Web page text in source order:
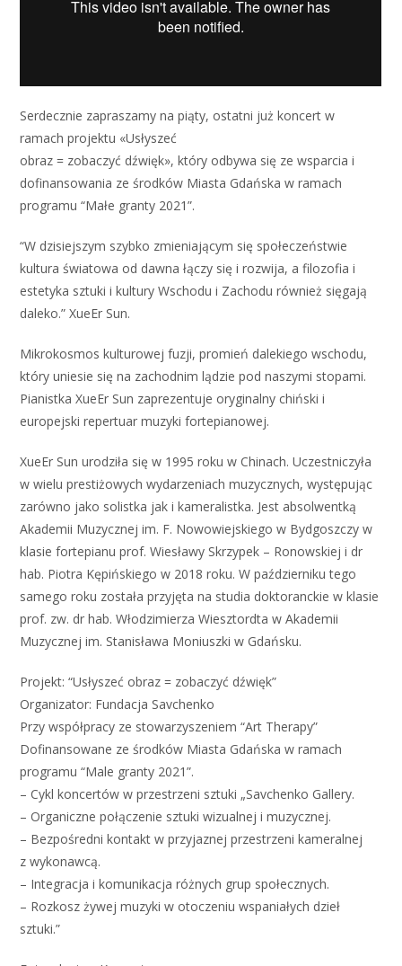
Serdecznie zapraszamy na piąty, ostatni już koncert w
ramach projektu «Usłyszeć
obraz = zobaczyć dźwięk», który odbywa się ze wsparcia i
dofinansowania ze środków Miasta Gdańska w ramach
programu “Małe granty 2021”.
“W dzisiejszym szybko zmieniającym się społeczeństwie
kultura światowa od dawna łączy się i rozwija, a filozofia i
estetyka sztuki i kultury Wschodu i Zachodu również sięgają
daleko.” XueEr Sun.
Mikrokosmos kulturowej fuzji, promień dalekiego wschodu,
który uniesie się na zachodnim lądzie pod naszymi stopami.
Pianistka XueEr Sun zaprezentuje oryginalny chiński i
europejski repertuar muzyki fortepianowej.
XueEr Sun urodziła się w 1995 roku w Chinach. Uczestniczyła
w wielu prestiżowych wydarzeniach muzycznych, występując
zarówno jako solistka jak i kameralistka. Jest absolwentką
Akademii Muzycznej im. F. Nowowiejskiego w Bydgoszczy w
klasie fortepianu prof. Wiesławy Skrzypek – Ronowskiej i dr
hab. Piotra Kępińskiego w 2018 roku. W październiku tego
samego roku została przyjęta na studia doktoranckie w klasie
prof. zw. dr hab. Włodzimierza Wiesztordta w Akademii
Muzycznej im. Stanisława Moniuszki w Gdańsku.
Projekt: “Usłyszeć obraz = zobaczyć dźwięk”
Organizator: Fundacja Savchenko
Przy współpracy ze stowarzyszeniem “Art Therapy”
Dofinansowane ze środków Miasta Gdańska w ramach
programu “Male granty 2021”.
– Cykl koncertów w przestrzeni sztuki „Savchenko Gallery.
– Organiczne połączenie sztuki wizualnej i muzycznej.
– Bezpośredni kontakt w przyjaznej przestrzeni kameralnej
z wykonawcą.
– Integracja i komunikacja różnych grup społecznych.
– Rozkosz żywej muzyki w otoczeniu wspaniałych dzieł
sztuki.”